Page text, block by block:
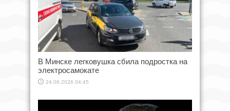
В Минске легковушка сбила подростка на
электросамокате
24.06.2026 04:45